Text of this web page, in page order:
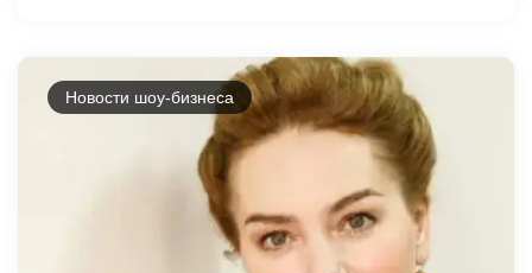
Новости шоу-бизнеса